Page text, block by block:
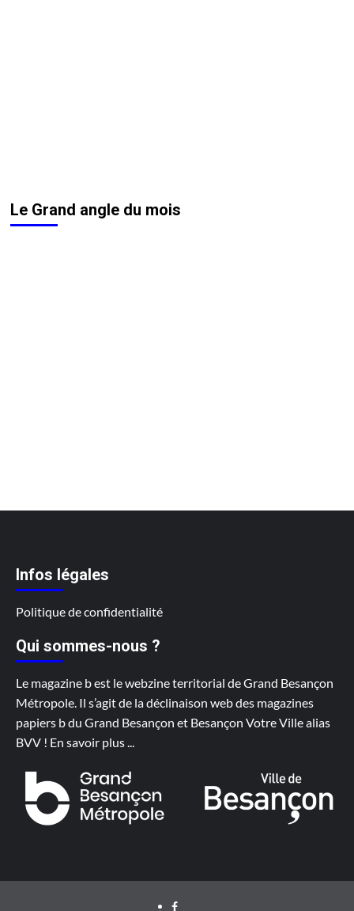
Le Grand angle du mois
Infos légales
Politique de confidentialité
Qui sommes-nous ?
Le magazine b est le webzine territorial de Grand Besançon
Métropole. Il s’agit de la déclinaison web des magazines
papiers b du Grand Besançon et Besançon Votre Ville alias
BVV ! En savoir plus...
Facebook